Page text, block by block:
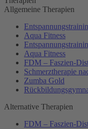
Allgemeine Therapien
Aqua Fitness
Aqua Fitness
FDM – Faszien-
Schmerztherapie
Zumba Gold
Alternative Therapien
FDM – Faszien-